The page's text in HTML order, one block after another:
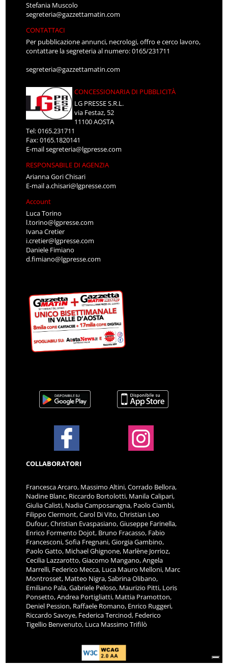
Stefania Muscolo
segreteria@gazzettamatin.com
CONTATTACI
Per pubblicazione annunci, necrologi, offro e cerco lavoro,
contattare la segreteria al numero: 0165/231711
segreteria@gazzettamatin.com
CONCESSIONARIA DI PUBBLICITÀ
LG PRESSE S.R.L.
via Festaz, 52
11100 AOSTA
Tel: 0165.231711
Fax: 0165.1820141
E-mailsegreteria@lgpresse.com
RESPONSABILE DI AGENZIA
Arianna Gori Chisari
E-maila.chisari@lgpresse.com
Account
Luca Torino
l.torino@lgpresse.com
Ivana Cretier
i.cretier@lgpresse.com
Daniele Fimiano
d.fimiano@lgpresse.com
COLLABORATORI
Francesca Arcaro, Massimo Altini, Corrado Bellora,
Nadine Blanc, Riccardo Bortolotti, Manila Calipari,
Giulia Calisti, Nadia Camposaragna, Paolo Ciambi,
Filippo Clermont, Carol Di Vito, Christian Leo
Dufour, Christian Evaspasiano, Giuseppe Farinella,
Enrico Formento Dojot, Bruno Fracasso, Fabio
Francesconi, Sofia Fregnani, Giorgia Gambino,
Paolo Gatto, Michael Ghignone, Marlène Jorrioz,
Cecilia Lazzarotto, Giacomo Mangano, Angela
Marrelli, Federico Mecca, Luca Mauro Melloni, Marc
Montrosset, Matteo Nigra, Sabrina Olibano,
Emiliano Pala, Gabriele Peloso, Maurizio Pitti, Loris
Ponsetto, Andrea Portigliatti, Mattia Pramotton,
Deniel Pession, Raffaele Romano, Enrico Ruggeri,
Riccardo Savoye, Federica Tercinod, Federico
Tigellio Benvenuto, Luca Massimo Trifilò